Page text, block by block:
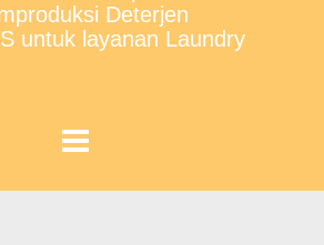
Deterjen
untuk layanan Laundry